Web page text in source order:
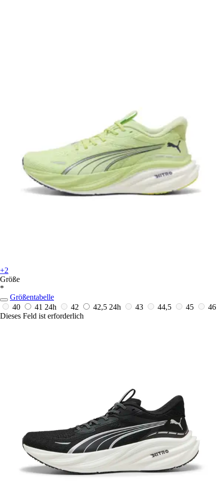
+2
Größe
*
Größentabelle
40
41 24h 42 42,5 24h 43 44,5 45
46
Dieses Feld ist erforderlich